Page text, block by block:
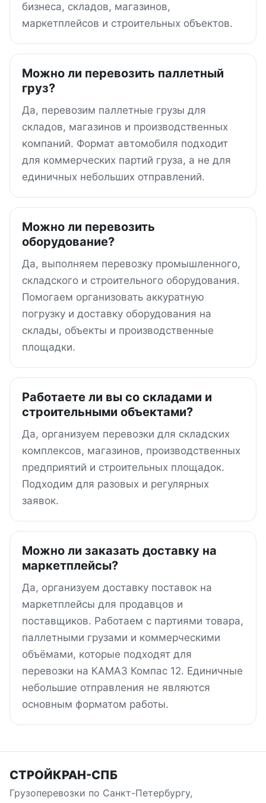
бизнеса, складов, магазинов,
маркетплейсов и строительных объектов.
Можно ли перевозить паллетный
груз?
Да, перевозим паллетные грузы для
складов, магазинов и производственных
компаний. Формат автомобиля подходит
для коммерческих партий груза, а не для
единичных небольших отправлений.
Можно ли перевозить
оборудование?
Да, выполняем перевозку промышленного,
складского и строительного оборудования.
Помогаем организовать аккуратную
погрузку и доставку оборудования на
склады, объекты и производственные
площадки.
Работаете ли вы со складами и
строительными объектами?
Да, организуем перевозки для складских
комплексов, магазинов, производственных
предприятий и строительных площадок.
Подходим для разовых и регулярных
заявок.
Можно ли заказать доставку на
маркетплейсы?
Да, организуем доставку поставок на
маркетплейсы для продавцов и
поставщиков. Работаем с партиями товара,
паллетными грузами и коммерческими
объёмами, которые подходят для
перевозки на КАМАЗ Компас 12. Единичные
небольшие отправления не являются
основным форматом работы.
СТРОЙКРАН-СПБ
Грузоперевозки по Санкт-Петербургу,